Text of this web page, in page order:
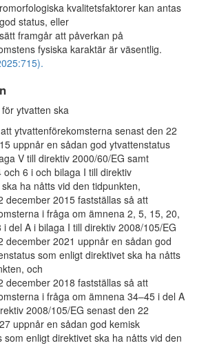
kvalitetsfaktorer kan antas
status, eller
framgår att påverkan på
fysiska karaktär är väsentlig.
ytvatten ska
ytvattenförekomsterna senast den 22
uppnår en sådan god ytvattenstatus
V till direktiv 2000/60/EG samt
och 6 i och bilaga I till direktiv
ha nåtts vid den tidpunkten,
december 2015 fastställas så att
i fråga om ämnena 2, 5, 15, 20,
del A i bilaga I till direktiv 2008/105/EG
december 2021 uppnår en sådan god
som enligt direktivet ska ha nåtts
och
december 2018 fastställas så att
i fråga om ämnena 34–45 i del A
2008/105/EG senast den 22
uppnår en sådan god kemisk
som enligt direktivet ska ha nåtts vid den